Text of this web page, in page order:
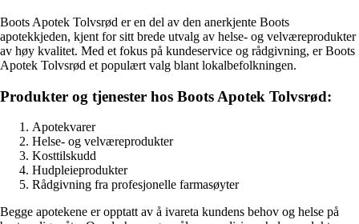
Boots Apotek Tolvsrød er en del av den anerkjente Boots
apotekkjeden, kjent for sitt brede utvalg av helse- og velværeprodukter
av høy kvalitet. Med et fokus på kundeservice og rådgivning, er Boots
Apotek Tolvsrød et populært valg blant lokalbefolkningen.
Produkter og tjenester hos Boots Apotek Tolvsrød:
Apotekvarer
Helse- og velværeprodukter
Kosttilskudd
Hudpleieprodukter
Rådgivning fra profesjonelle farmasøyter
Begge apotekene er opptatt av å ivareta kundens behov og helse på